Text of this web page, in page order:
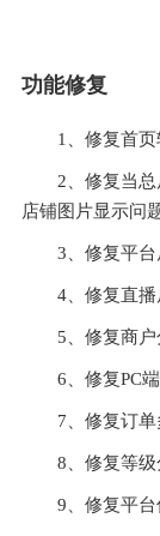
功能修复
1、修复首
2、修复当
店铺图片显示问
3、修复平
4、修复直
5、修复商
6、修复PC
7、修复订
8、修复等
9、修复平